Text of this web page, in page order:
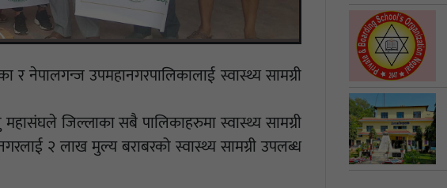
नेपालगन्ज उपमहानगरपालिकालाई स्वास्थ्य सामग्री
जिल्लाका सबै पालिकाहरुमा स्वास्थ्य सामग्री
२ लाख मुल्य बराबरको स्वास्थ्य सामग्री उपलब्ध